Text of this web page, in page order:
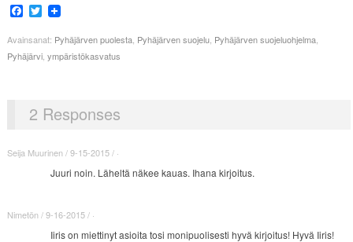
Facebook
Twitter
Avainsanat: Pyhäjärven puolesta, Pyhäjärven suojelu, Pyhäjärven suojeluohjelma,
Pyhäjärvi, ympäristökasvatus
2 Responses
Seija Muurinen / 9-15-2015 / ·
Juuri noin. Läheltä näkee kauas. Ihana kirjoitus.
Nimetön / 9-16-2015 / ·
Iiris on miettinyt asioita tosi monipuolisesti hyvä kirjoitus! Hyvä Iiris!